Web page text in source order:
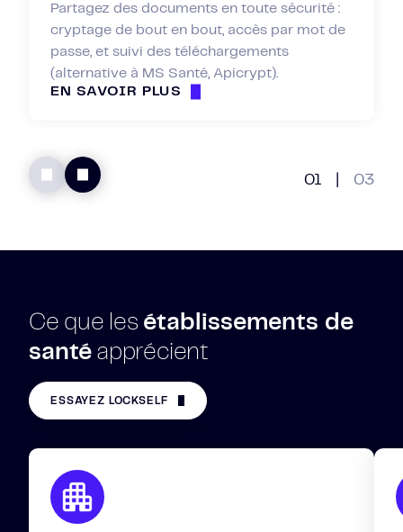
Partagez des documents en toute sécurité :
cryptage de bout en bout, accès par mot de
passe, et suivi des téléchargements
(alternative à MS Santé, Apicrypt).
EN SAVOIR PLUS
01 03
Ce que les établissements de
santé apprécient
ESSAYEZ LOCKSELF